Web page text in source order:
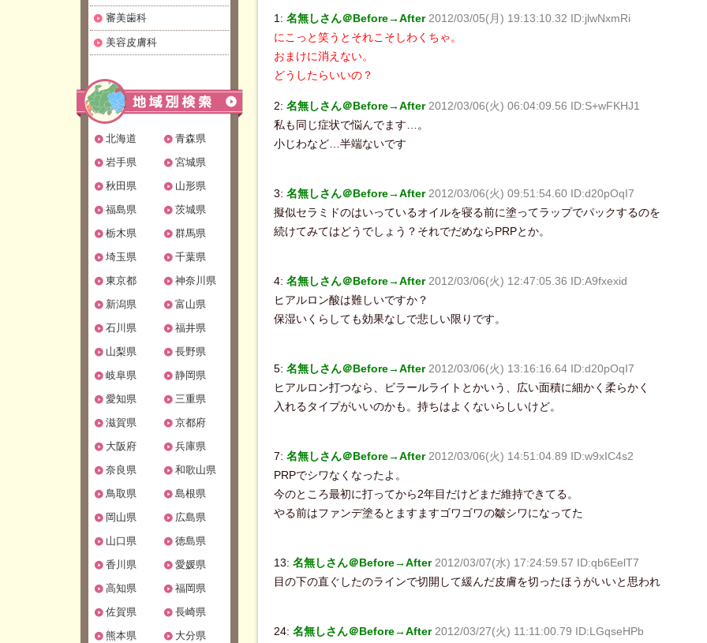
審美歯科
美容皮膚科
北海道
青森県
岩手県
宮城県
秋田県
山形県
福島県
茨城県
栃木県
群馬県
埼玉県
千葉県
東京都
神奈川県
新潟県
富山県
石川県
福井県
山梨県
長野県
岐阜県
静岡県
愛知県
三重県
滋賀県
京都府
大阪府
兵庫県
奈良県
和歌山県
鳥取県
島根県
岡山県
広島県
山口県
徳島県
香川県
愛媛県
高知県
福岡県
佐賀県
長崎県
熊本県
大分県
1: 名無しさん＠Before→After 2012/03/05(月) 19:13:10.32 ID:jlwNxmRi
にこっと笑うとそれこそしわくちゃ。
おまけに消えない。
どうしたらいいの？
2: 名無しさん＠Before→After 2012/03/06(火) 06:04:09.56 ID:S+wFKHJ1
私も同じ症状で悩んでます…。
小じわなど…半端ないです
3: 名無しさん＠Before→After 2012/03/06(火) 09:51:54.60 ID:d20pOqI7
擬似セラミドのはいっているオイルを寝る前に塗ってラップでパックするのを
続けてみてはどうでしょう？それでだめならPRPとか。
4: 名無しさん＠Before→After 2012/03/06(火) 12:47:05.36 ID:A9fxexid
ヒアルロン酸は難しいですか？
保湿いくらしても効果なしで悲しい限りです。
5: 名無しさん＠Before→After 2012/03/06(火) 13:16:16.64 ID:d20pOqI7
ヒアルロン打つなら、ビラールライトとかいう、広い面積に細かく柔らかく
入れるタイプがいいのかも。持ちはよくないらしいけど。
7: 名無しさん＠Before→After 2012/03/06(火) 14:51:04.89 ID:w9xIC4s2
PRPでシワなくなったよ。
今のところ最初に打ってから2年目だけどまだ維持できてる。
やる前はファンデ塗るとますますゴワゴワの皺シワになってた
13: 名無しさん＠Before→After 2012/03/07(水) 17:24:59.57 ID:qb6EelT7
目の下の直ぐしたのラインで切開して緩んだ皮膚を切ったほうがいいと思われ
24: 名無しさん＠Before→After 2012/03/27(火) 11:11:00.79 ID:LGqseHPb